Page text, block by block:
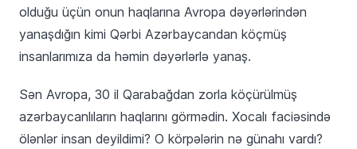
olduğu üçün onun haqlarına Avropa dəyərlərindən
yanaşdığın kimi Qərbi Azərbaycandan köçmüş
insanlarımıza da həmin dəyərlərlə yanaş.
Sən Avropa, 30 il Qarabağdan zorla köçürülmüş
azərbaycanlıların haqlarını görmədin. Xocalı faciəsində
ölənlər insan deyildimi? O körpələrin nə günahı vardı?